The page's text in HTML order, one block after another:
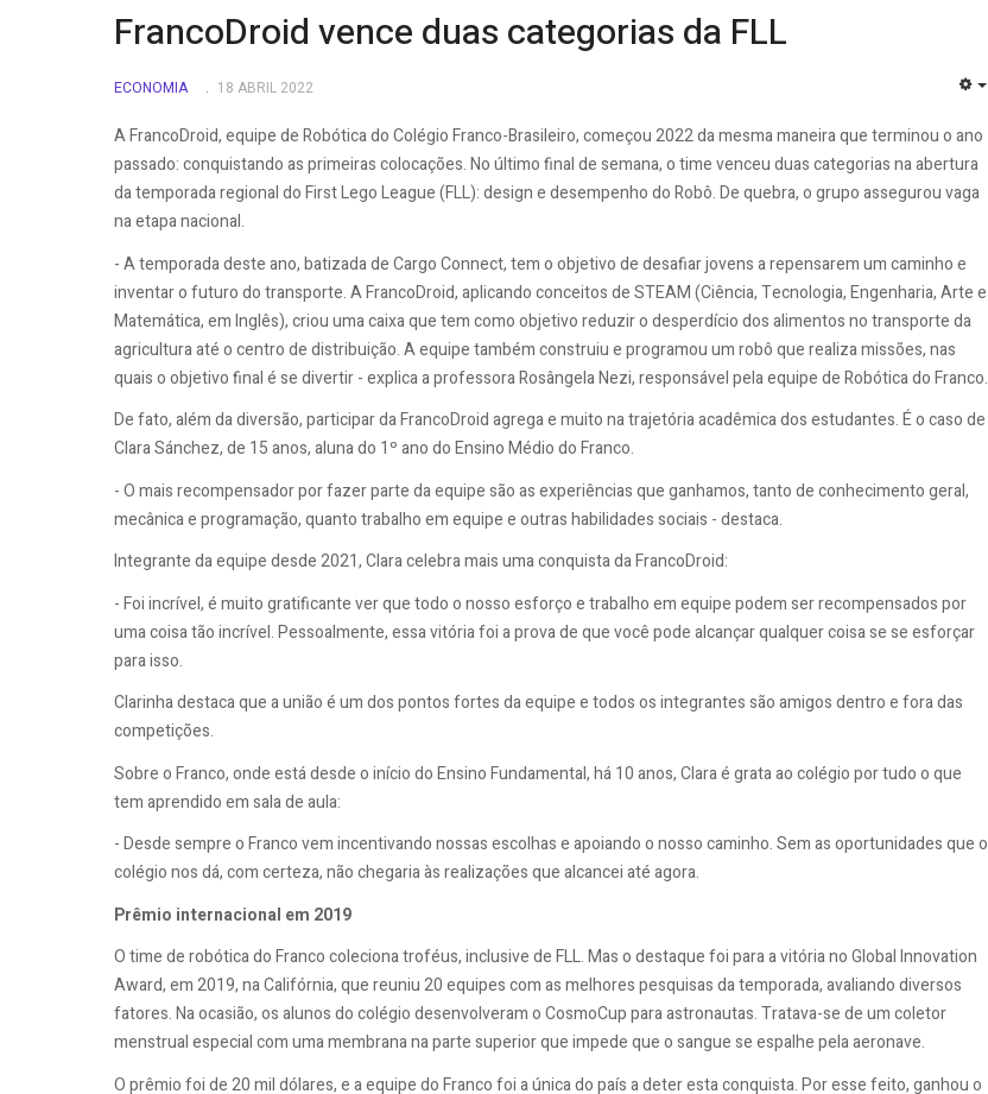
FrancoDroid vence duas categorias da FLL
ECONOMIA 18 ABRIL 2022
A FrancoDroid, equipe de Robótica do Colégio Franco-Brasileiro, começou 2022 da mesma maneira que terminou o ano
passado: conquistando as primeiras colocações. No último final de semana, o time venceu duas categorias na abertura
da temporada regional do First Lego League (FLL): design e desempenho do Robô. De quebra, o grupo assegurou vaga
na etapa nacional.
- A temporada deste ano, batizada de Cargo Connect, tem o objetivo de desafiar jovens a repensarem um caminho e
inventar o futuro do transporte. A FrancoDroid, aplicando conceitos de STEAM (Ciência, Tecnologia, Engenharia, Arte e
Matemática, em Inglês), criou uma caixa que tem como objetivo reduzir o desperdício dos alimentos no transporte da
agricultura até o centro de distribuição. A equipe também construiu e programou um robô que realiza missões, nas
quais o objetivo final é se divertir - explica a professora Rosângela Nezi, responsável pela equipe de Robótica do Franco.
De fato, além da diversão, participar da FrancoDroid agrega e muito na trajetória acadêmica dos estudantes. É o caso de
Clara Sánchez, de 15 anos, aluna do 1º ano do Ensino Médio do Franco.
- O mais recompensador por fazer parte da equipe são as experiências que ganhamos, tanto de conhecimento geral,
mecânica e programação, quanto trabalho em equipe e outras habilidades sociais - destaca.
Integrante da equipe desde 2021, Clara celebra mais uma conquista da FrancoDroid:
- Foi incrível, é muito gratificante ver que todo o nosso esforço e trabalho em equipe podem ser recompensados por
uma coisa tão incrível. Pessoalmente, essa vitória foi a prova de que você pode alcançar qualquer coisa se se esforçar
para isso.
Clarinha destaca que a união é um dos pontos fortes da equipe e todos os integrantes são amigos dentro e fora das
competições.
Sobre o Franco, onde está desde o início do Ensino Fundamental, há 10 anos, Clara é grata ao colégio por tudo o que
tem aprendido em sala de aula:
- Desde sempre o Franco vem incentivando nossas escolhas e apoiando o nosso caminho. Sem as oportunidades que o
colégio nos dá, com certeza, não chegaria às realizações que alcancei até agora.
Prêmio internacional em 2019
O time de robótica do Franco coleciona troféus, inclusive de FLL. Mas o destaque foi para a vitória no Global Innovation
Award, em 2019, na Califórnia, que reuniu 20 equipes com as melhores pesquisas da temporada, avaliando diversos
fatores. Na ocasião, os alunos do colégio desenvolveram o CosmoCup para astronautas. Tratava-se de um coletor
menstrual especial com uma membrana na parte superior que impede que o sangue se espalhe pela aeronave.
O prêmio foi de 20 mil dólares, e a equipe do Franco foi a única do país a deter esta conquista. Por esse feito, ganhou o